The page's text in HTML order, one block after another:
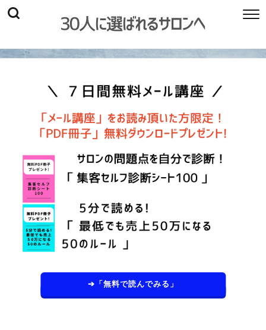
➔「無料で読んでみる」